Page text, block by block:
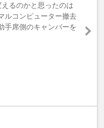
るのかと思ったのは
ルコンピューター撤去
手席側のキャンバーを